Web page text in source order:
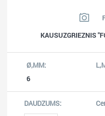
KAUSUZGRIEZNIS
6